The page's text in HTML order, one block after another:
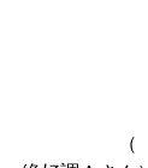
（	Photo by 今日はカメラ